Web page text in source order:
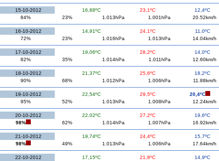
15-10-2012 16,88ºC 23,1ºC
12,4ºC
84%
23% 1.013hPa 1.001hPa 20.52km/h
16-10-2012 14,91ºC 24,1ºC
11,0ºC
72%
23% 1.016hPa 1.013hPa 14.04km/h
17-10-2012 19,06ºC 28,2ºC
14,0ºC
82%
35% 1.014hPa 1.011hPa 12.60km/h
18-10-2012 21,37ºC 25,6ºC
18,2ºC
90%
68% 1.012hPa 1.006hPa 11.88km/h
19-10-2012 22,54ºC 29,5ºC
20,4ºC
95%
52% 1.013hPa 1.008hPa 12.24km/h
20-10-2012 22,02ºC 27,2ºC
19,6ºC
98%
62% 1.014hPa 1.007hPa 16.92km/h
21-10-2012 19,74ºC 24,4ºC
15,7ºC
98%
49% 1.013hPa 1.006hPa 17.64km/h
22-10-2012 17,15ºC 21,8ºC
14,9ºC